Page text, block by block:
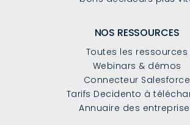
NOS RESSOURCES
Toutes les ressources
Webinars & démos
Connecteur Salesforce
Tarifs Decidento à
Annuaire des